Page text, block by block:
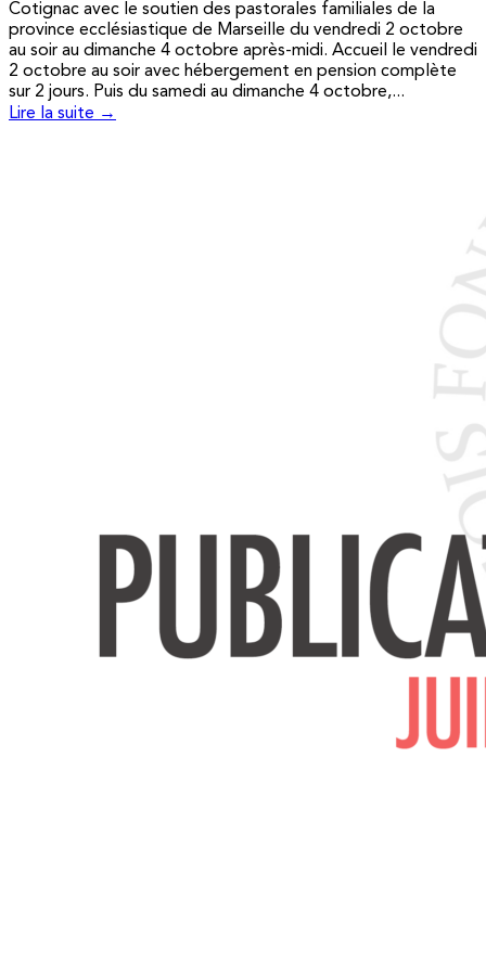
Cotignac avec le soutien des pastorales familiales de la
province ecclésiastique de Marseille du vendredi 2 octobre
au soir au dimanche 4 octobre après-midi. Accueil le vendredi
2 octobre au soir avec hébergement en pension complète
sur 2 jours. Puis du samedi au dimanche 4 octobre,...
Lire la suite →